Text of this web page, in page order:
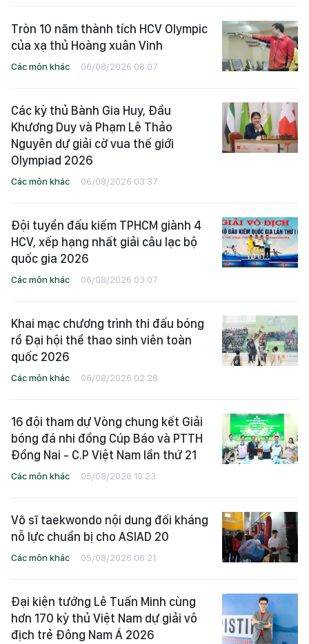
Tròn 10 năm thành tích HCV Olympic
của xạ thủ Hoàng xuân Vinh
Các môn khác 06/08/2026 08:07
Các kỳ thủ Bành Gia Huy, Đầu
Khương Duy và Phạm Lê Thảo
Nguyên dự giải cờ vua thế giới
Olympiad 2026
Các môn khác 06/08/2026 03:37
Đội tuyển đấu kiếm TPHCM giành 4
HCV, xếp hạng nhất giải câu lạc bộ
quốc gia 2026
Các môn khác 06/08/2026 03:07
Khai mạc chương trình thi đấu bóng
rổ Đại hội thể thao sinh viên toàn
quốc 2026
Các môn khác 06/08/2026 02:28
16 đội tham dự Vòng chung kết Giải
bóng đá nhi đồng Cúp Báo và PTTH
Đồng Nai - C.P Việt Nam lần thứ 21
Các môn khác 05/08/2026 10:23
Võ sĩ taekwondo nội dung đối kháng
nỗ lực chuẩn bị cho ASIAD 20
Các môn khác 05/08/2026 06:21
Đại kiện tướng Lê Tuấn Minh cùng
hơn 170 kỳ thủ Việt Nam dự giải vô
địch trẻ Đông Nam Á 2026